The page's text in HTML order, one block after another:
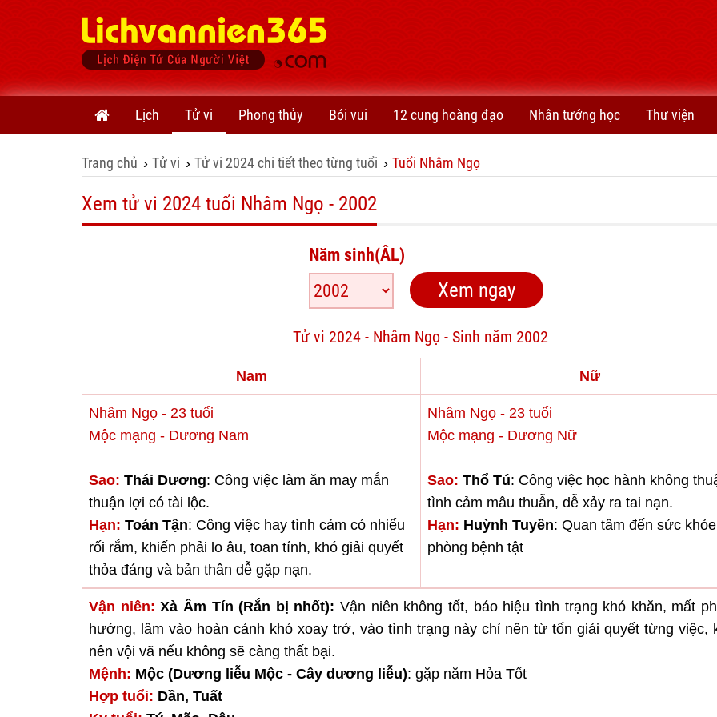
Lịch Tử vi Phong thủy Bói vui 12 cung hoàng đạo Nhân tướng học Thư viện
Trang chủ › Tử vi › Tử vi 2024 chi tiết theo từng tuổi › Tuổi Nhâm Ngọ
Xem tử vi 2024 tuổi Nhâm Ngọ - 2002
Năm sinh(ÂL)
Tử vi 2024 - Nhâm Ngọ - Sinh năm 2002
Nam Nữ
Nhâm Ngọ - 23 tuổi
Mộc mạng - Dương Nam
Sao: Thái Dương: Công việc làm ăn may mắn
thuận lợi có tài lộc.
Hạn: Toán Tận: Công việc hay tình cảm có nhiểu
rối rắm, khiến phải lo âu, toan tính, khó giải quyết
thỏa đáng và bản thân dễ gặp nạn.
Nhâm Ngọ - 23 tuổi
Mộc mạng - Dương Nữ
Sao: Thổ Tú: Công việc học hành không
tình cảm mâu thuẫn, dễ xảy ra tai nạn.
Hạn: Huỳnh Tuyền: Quan tâm đến sức
phòng bệnh tật
Vận niên: Xà Âm Tín (Rắn bị nhốt): Vận niên không tốt, báo hiệu tình trạng khó khăn, mất
hướng, lâm vào hoàn cảnh khó xoay trở, vào tình trạng này chỉ nên từ tốn giải quyết từng việc,
nên vội vã nếu không sẽ càng thất bại.
Mệnh: Mộc (Dương liễu Mộc - Cây dương liễu): gặp năm Hỏa Tốt
Hợp tuổi: Dần, Tuất